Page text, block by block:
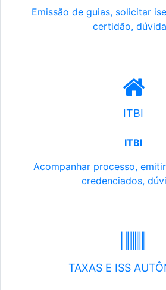
Emissão de guias, solicitar
certidão,
ITBI
ITBI
Acompanhar processo,
credenciados,
TAXAS E ISS